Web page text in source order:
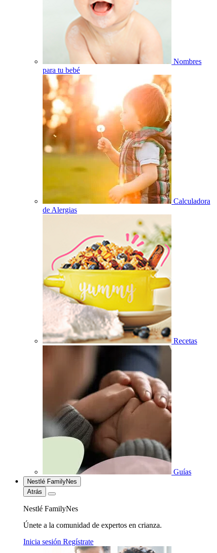
Nombres
para tu bebé
Calculadora
de Alergias
Recetas
Guías
Nestlé FamilyNes
Atrás
Nestlé FamilyNes
Únete a la comunidad de expertos en crianza.
Inicia sesión Regístrate